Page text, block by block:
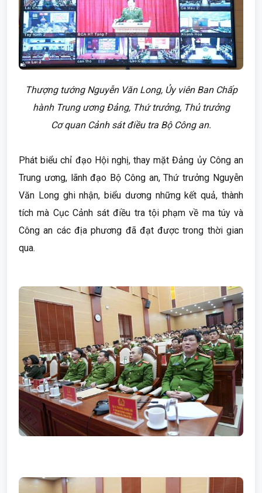
Thượng tướng Nguyễn Văn Long, Ủy viên Ban Chấp
hành Trung ương Đảng, Thứ trưởng, Thủ trưởng
Cơ quan Cảnh sát điều tra Bộ Công an.
Phát biểu chỉ đạo Hội nghị, thay mặt Đảng ủy Công an
Trung ương, lãnh đạo Bộ Công an, Thứ trưởng Nguyễn
Văn Long ghi nhận, biểu dương những kết quả, thành
tích mà Cục Cảnh sát điều tra tội phạm về ma túy và
Công an các địa phương đã đạt được trong thời gian
qua.